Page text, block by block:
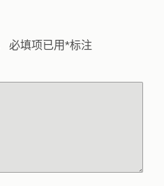
必填项已用*标注